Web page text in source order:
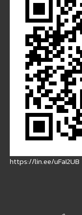
https://lin.ee/uFaI2UB